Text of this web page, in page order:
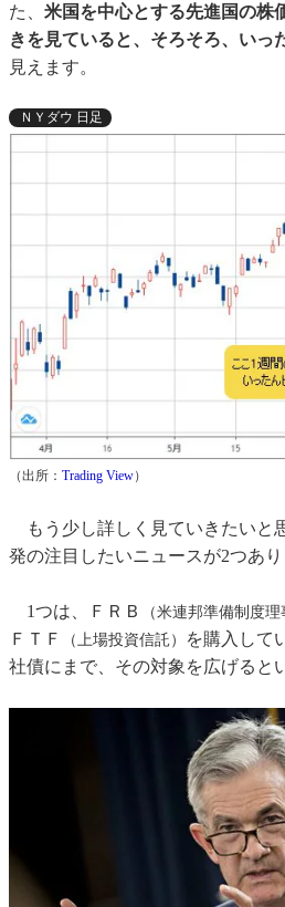
た、 米国を中心とする先進国の株
きを見ていると、そろそろ、いっ
見えます。
ＮＹダウ 日足
（出所： Trading View）
もう少し詳しく見ていきたいと
発の注目したいニュースが2つあり
1つは、ＦＲＢ （米連邦準備制度理
ＦＴＦ
（上場投資信託）
を購入して
社債にまで、その対象を広げると